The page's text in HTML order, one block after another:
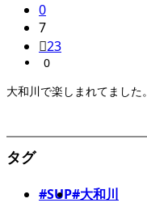
0
7
23
0
大和川で楽しまれてました。
タグ
#SUP#大和川